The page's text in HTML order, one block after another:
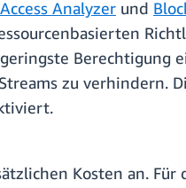
Analyzer und
Berechtigung
zu verhindern.
Kosten an.